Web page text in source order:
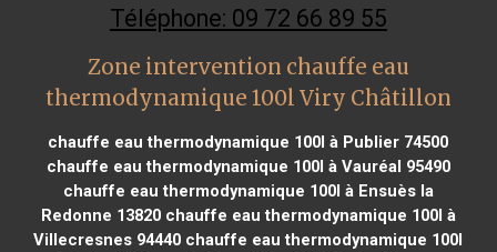
Téléphone: 09 72 66 89 55
Zone intervention chauffe eau
thermodynamique 100l Viry Châtillon
chauffe eau thermodynamique 100l à Publier 74500
chauffe eau thermodynamique 100l à Vauréal 95490
chauffe eau thermodynamique 100l à Ensuès la
Redonne 13820chauffe eau thermodynamique 100l à
Villecresnes 94440 chauffe eau thermodynamique 100l